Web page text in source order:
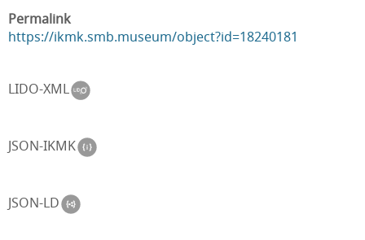
Permalink
https://ikmk.smb.museum/object?id=18240181
LIDO-XML
JSON-IKMK
JSON-LD